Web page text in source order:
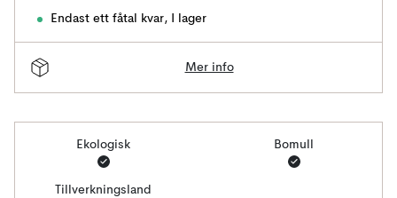
Endast ett fåtal kvar, I lager
Mer info
Ekologisk Bomull
Tillverkningsland